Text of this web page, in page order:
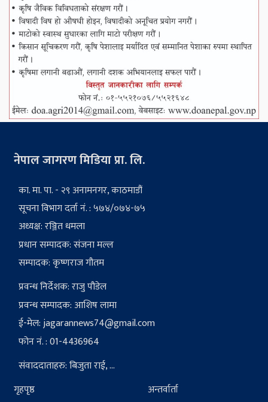
नेपाल जागरण मिडिया प्रा. लि.
का. मा. पा. - २९ अनामनगर, काठमाडौं
सूचना विभाग दर्ता नं. : ५७४/०७४-७५
अध्यक्ष: रञ्जित धमला
प्रधान सम्पादक: संजना मल्ल
सम्पादक: कृष्णराज गौतम
प्रवन्ध निर्देशक: राजु पौडेल
प्रवन्ध सम्पादक: आशिष लामा
ई-मेल:jagarannews74@gmail.com
फोन नं. : 01-4436964
संवाददाताहरु: बिजुता राई, ...
गृहपृष्ठ
अन्तर्वार्ता